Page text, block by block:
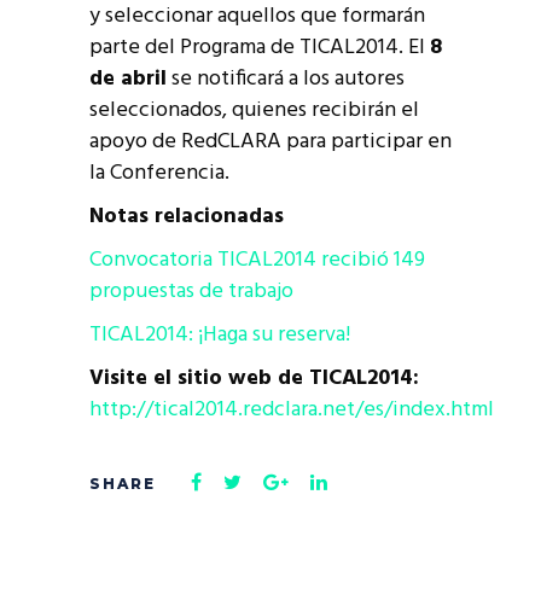
y seleccionar aquellos que formarán
parte del Programa de TICAL2014. El 8
de abrilse notificará a los autores
seleccionados, quienes recibirán el
apoyo de RedCLARA para participar en
la Conferencia.
Notas relacionadas
Convocatoria TICAL2014 recibió 149
propuestas de trabajo
TICAL2014: ¡Haga su reserva!
Visite el sitio web de TICAL2014:
http://tical2014.redclara.net/es/index.html